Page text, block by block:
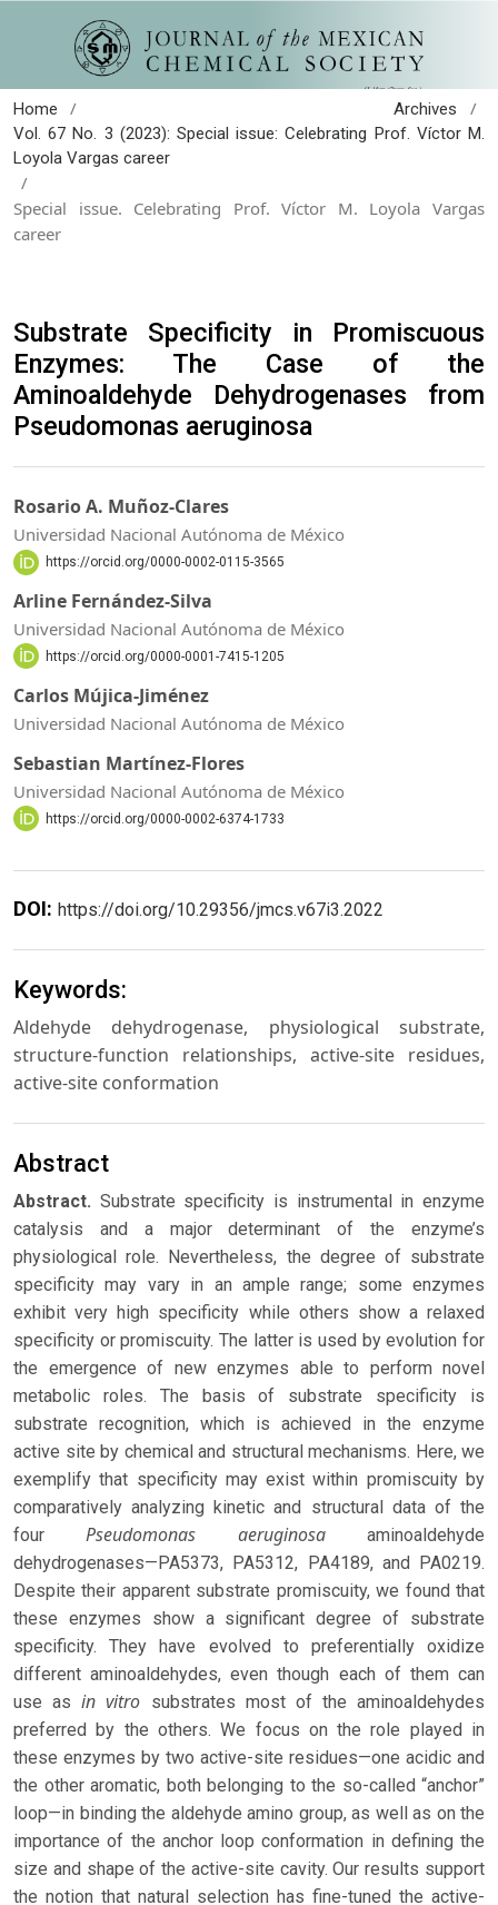
Home / Archives /
Vol. 67 No. 3 (2023): Special issue: Celebrating Prof. Víctor M.
Loyola Vargas career
/
Special issue. Celebrating Prof. Víctor M. Loyola Vargas
career
Substrate Specificity in Promiscuous
Enzymes: The Case of the
Aminoaldehyde Dehydrogenases from
Pseudomonas aeruginosa
Rosario A. Muñoz-Clares
Universidad Nacional Autónoma de México
https://orcid.org/0000-0002-0115-3565
Arline Fernández-Silva
Universidad Nacional Autónoma de México
https://orcid.org/0000-0001-7415-1205
Carlos Mújica-Jiménez
Universidad Nacional Autónoma de México
Sebastian Martínez-Flores
Universidad Nacional Autónoma de México
https://orcid.org/0000-0002-6374-1733
DOI: https://doi.org/10.29356/jmcs.v67i3.2022
Keywords:
Aldehyde dehydrogenase, physiological substrate,
structure-function relationships, active-site residues,
active-site conformation
Abstract
Abstract. Substrate specificity is instrumental in enzyme
catalysis and a major determinant of the enzyme’s
physiological role. Nevertheless, the degree of substrate
specificity may vary in an ample range; some enzymes
exhibit very high specificity while others show a relaxed
specificity or promiscuity. The latter is used by evolution for
the emergence of new enzymes able to perform novel
metabolic roles. The basis of substrate specificity is
substrate recognition, which is achieved in the enzyme
active site by chemical and structural mechanisms. Here, we
exemplify that specificity may exist within promiscuity by
comparatively analyzing kinetic and structural data of the
fourPseudomonas aeruginosaaminoaldehyde
dehydrogenases—PA5373, PA5312, PA4189, and PA0219.
Despite their apparent substrate promiscuity, we found that
these enzymes show a significant degree of substrate
specificity. They have evolved to preferentially oxidize
different aminoaldehydes, even though each of them can
use asin vitro substrates most of the aminoaldehydes
preferred by the others. We focus on the role played in
these enzymes by two active-site residues—one acidic and
the other aromatic, both belonging to the so-called “anchor”
loop—in binding the aldehyde amino group, as well as on the
importance of the anchor loop conformation in defining the
size and shape of the active-site cavity. Our results support
the notion that natural selection has fine-tuned the active-